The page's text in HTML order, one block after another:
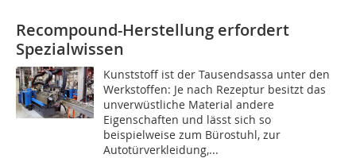
Recompound-Herstellung erfordert
Spezialwissen
Kunststoff ist der Tausendsassa unter den
Werkstoffen: Je nach Rezeptur besitzt das
unverwüstliche Material andere
Eigenschaften und lässt sich so
beispielweise zum Bürostuhl, zur
Autotürverkleidung,...